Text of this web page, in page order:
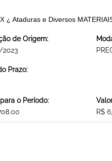
Ataduras e Diversos
de Origem:
2023
Prazo:
o Período:
R$